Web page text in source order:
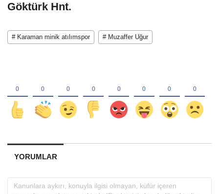
Göktürk Hnt.
# Karaman minik atılımspor # Muzaffer Uğur
YORUMLAR